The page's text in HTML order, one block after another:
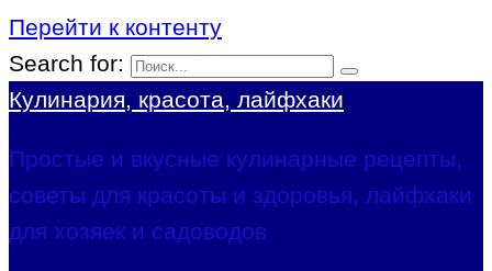
Перейти к контенту
Search for:
Кулинария, красота, лайфхаки
Простые и вкусные кулинарные рецепты,
советы для красоты и здоровья, лайфхаки
для хозяек и садоводов